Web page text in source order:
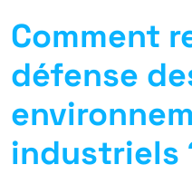
Comment
défense
industriels